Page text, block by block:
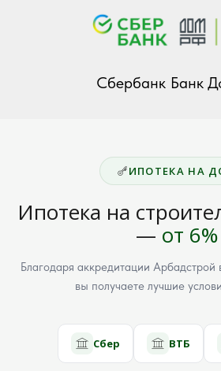
Сбербанк Банк
ИПОТЕКА НА
Ипотека на
— от 6%
Благодаря аккредитации
вы получаете лучшие
Сбер ВТБ